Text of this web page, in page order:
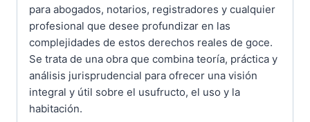
para abogados, notarios, registradores y cualquier
profesional que desee profundizar en las
complejidades de estos derechos reales de goce.
Se trata de una obra que combina teoría, práctica y
análisis jurisprudencial para ofrecer una visión
integral y útil sobre el usufructo, el uso y la
habitación.